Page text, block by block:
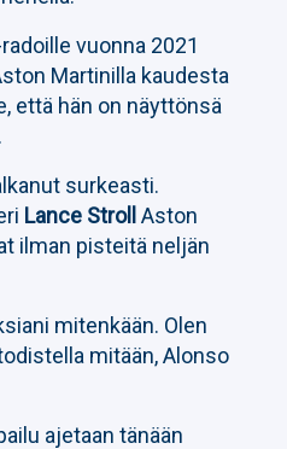
vuonna 2021
Martinilla kaudesta
että hän on näyttönsä
surkeasti.
Lance Stroll Aston
ilman pisteitä neljän
mitenkään. Olen
mitään, Alonso
ajetaan tänään